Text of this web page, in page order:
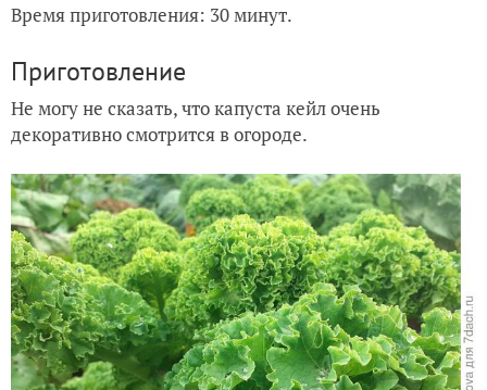
Время приготовления: 30 минут.
Приготовление
Не могу не сказать, что капуста кейл очень
декоративно смотрится в огороде.